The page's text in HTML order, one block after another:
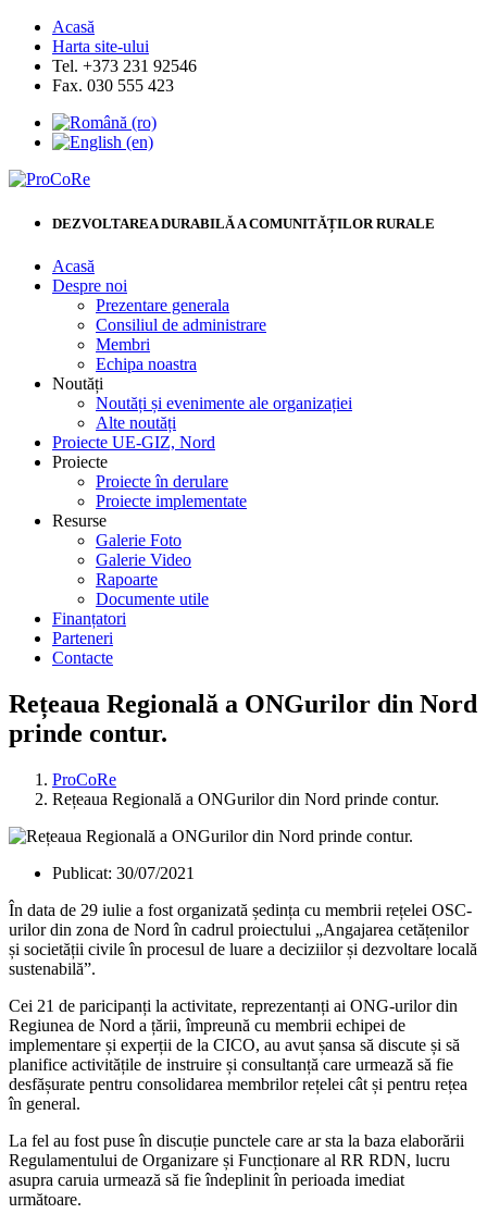
Acasă
Harta site-ului
Tel. +373 231 92546
Fax. 030 555 423
DEZVOLTAREA DURABILĂ A COMUNITĂȚILOR RURALE
Acasă
Despre noi
Prezentare generala
Consiliul de administrare
Membri
Echipa noastra
Noutăți
Noutăți și evenimente ale organizației
Alte noutăți
Proiecte UE-GIZ, Nord
Proiecte
Proiecte în derulare
Proiecte implementate
Resurse
Galerie Foto
Galerie Video
Rapoarte
Documente utile
Finanțatori
Parteneri
Contacte
Rețeaua Regională a ONGurilor din Nord
prinde contur.
ProCoRe
Rețeaua Regională a ONGurilor din Nord prinde contur.
Publicat: 30/07/2021
În data de 29 iulie a fost organizată ședința cu membrii rețelei OSC-
urilor din zona de Nord în cadrul proiectului „Angajarea cetățenilor
și societății civile în procesul de luare a deciziilor și dezvoltare locală
sustenabilă”.
Cei 21 de paricipanți la activitate, reprezentanți ai ONG-urilor din
Regiunea de Nord a țării, împreună cu membrii echipei de
implementare și experții de la CICO, au avut șansa să discute și să
planifice activitățile de instruire și consultanță care urmează să fie
desfășurate pentru consolidarea membrilor rețelei cât și pentru rețea
în general.
La fel au fost puse în discuție punctele care ar sta la baza elaborării
Regulamentului de Organizare și Funcționare al RR RDN, lucru
asupra caruia urmează să fie îndeplinit în perioada imediat
următoare.